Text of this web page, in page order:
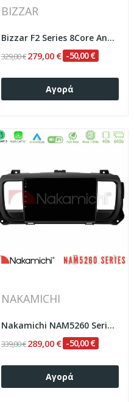
BIZZAR
Bizzar F2 Series 8Core Android16 4+64GB...
329,00 €279,00 € -50,00 €
Αγορά
NAKAMICHI
Nakamichi NAM5260 Series 4Core Android13 4+64GB...
339,00 €289,00 € -50,00 €
Αγορά